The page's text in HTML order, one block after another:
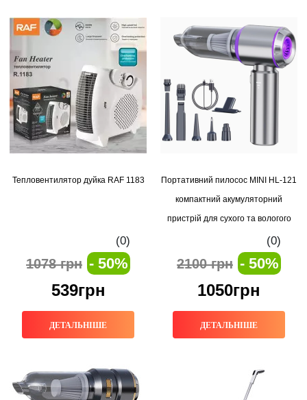
Тепловентилятор дуйка RAF 1183
(0)
1078 грн - 50%
539грн
ДЕТАЛЬНІШЕ
Портативний пилосос MINI HL-121
компактний акумуляторний
пристрій для сухого та вологого
прибирання будинку, автомобіля
та офісу
(0)
2100 грн - 50%
1050грн
ДЕТАЛЬНІШЕ